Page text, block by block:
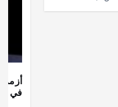
أزمة
في